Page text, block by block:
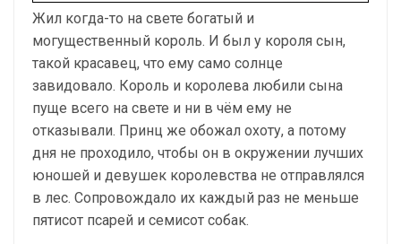
Жил когда-то на свете богатый и
могущественный король. И был у короля сын,
такой красавец, что ему само солнце
завидовало. Король и королева любили сына
пуще всего на свете и ни в чём ему не
отказывали. Принц же обожал охоту, а потому
дня не проходило, чтобы он в окружении лучших
юношей и девушек королевства не отправлялся
в лес. Сопровождало их каждый раз не меньше
пятисот псарей и семисот собак.